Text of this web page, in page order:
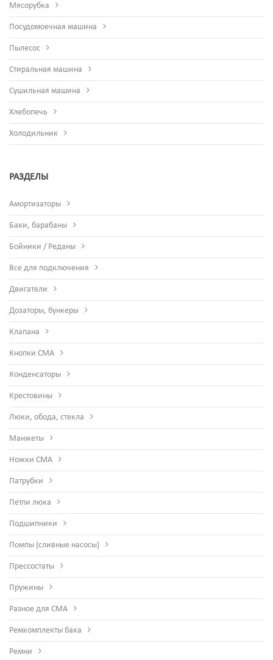
Мясорубка
Посудомоечная машина
Пылесос
Стиральная машина
Сушильная машина
Хлебопечь
Холодильник
РАЗДЕЛЫ
Амортизаторы
Баки, барабаны
Бойники / Реданы
Все для подключения
Двигатели
Дозаторы, бункеры
Клапана
Кнопки СМА
Конденсаторы
Крестовины
Люки, обода, стекла
Манжеты
Ножки СМА
Патрубки
Петли люка
Подшипники
Помпы (сливные насосы)
Прессостаты
Пружины
Разное для СМА
Ремкомплекты бака
Ремни